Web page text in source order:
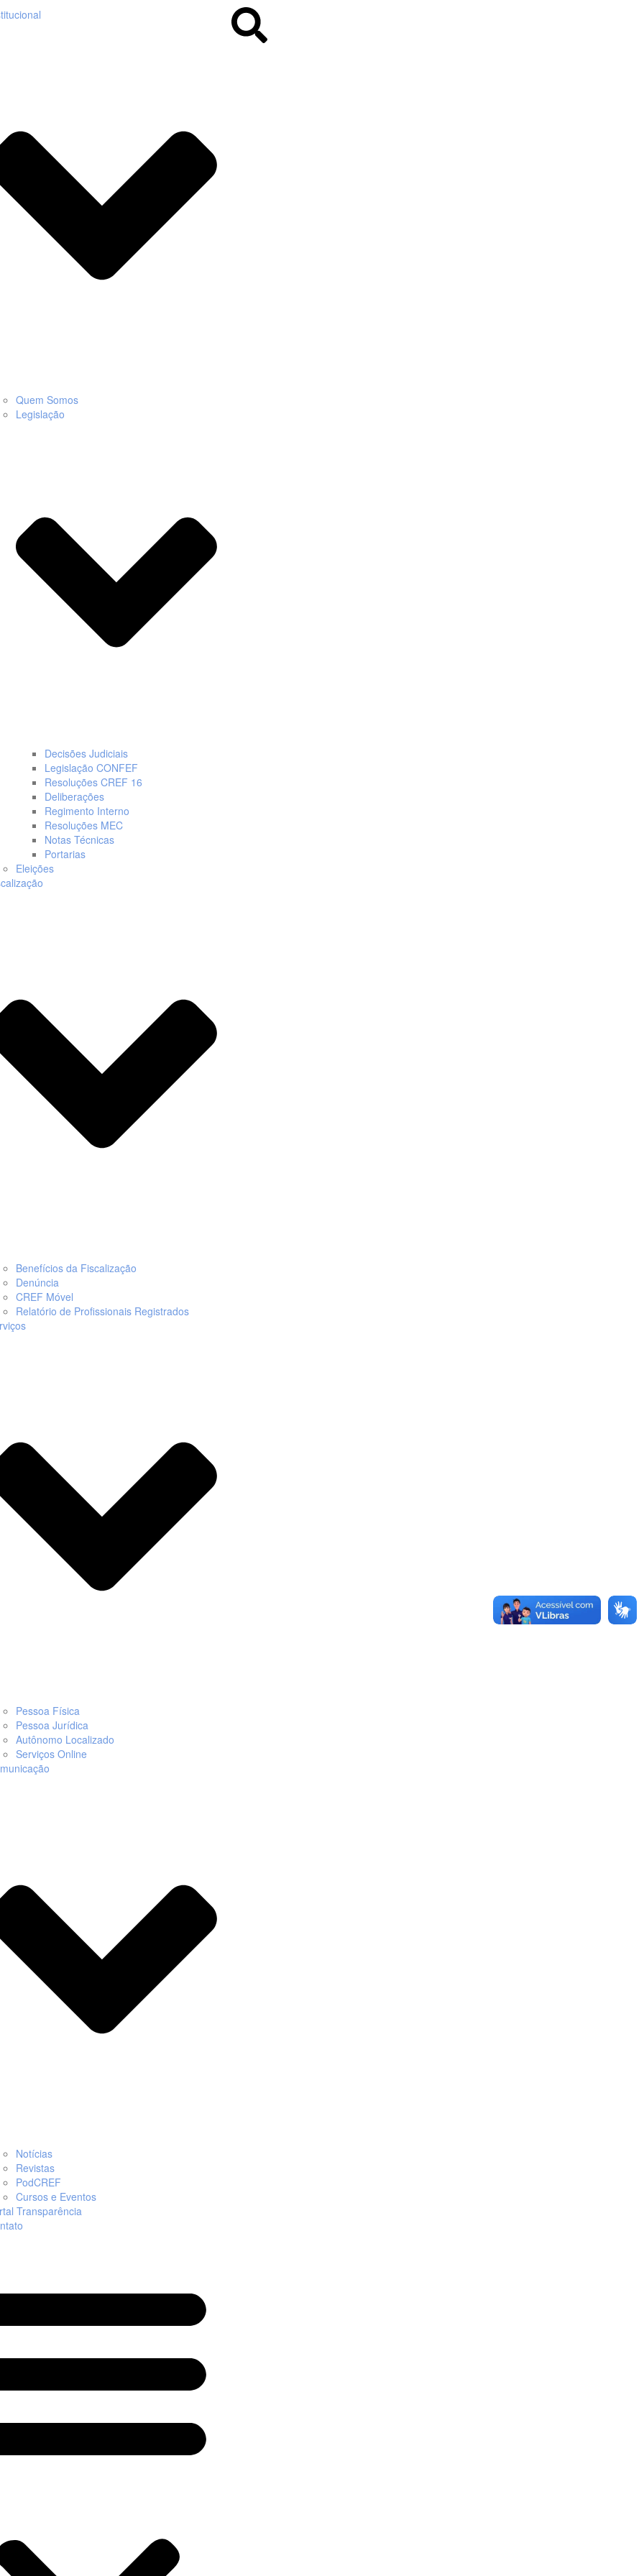
Quem Somos
Legislação
Decisões Judiciais
Legislação CONFEF
Resoluções CREF 16
Deliberações
Regimento Interno
Resoluções MEC
Notas Técnicas
Portarias
Eleições
Benefícios da Fiscalização
Denúncia
CREF Móvel
Relatório de Profissionais Registrados
Pessoa Física
Pessoa Jurídica
Autônomo Localizado
Serviços Online
Notícias
Revistas
PodCREF
Cursos e Eventos
Transparência